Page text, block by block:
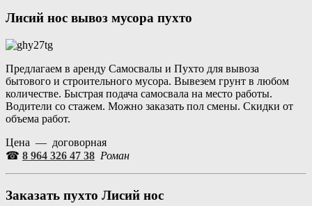
Лисий нос вывоз мусора пухто
Предлагаем в аренду Самосвалы и Пухто для вывоза
бытового и строительного мусора. Вывезем грунт в любом
количестве. Быстрая подача самосвала на место работы.
Водители со стажем. Можно заказать пол смены. Скидки от
объема работ.
Цена — договорная
☎ 8 964 326 47 38 Роман
Заказать пухто Лисий нос